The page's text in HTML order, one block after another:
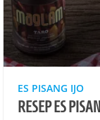
ES PISANG IJO
RESEP ES